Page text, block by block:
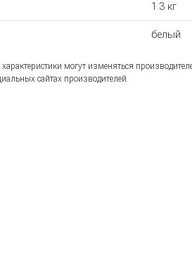
1.3 кг
белый
могут изменяться
сайтах производителей.